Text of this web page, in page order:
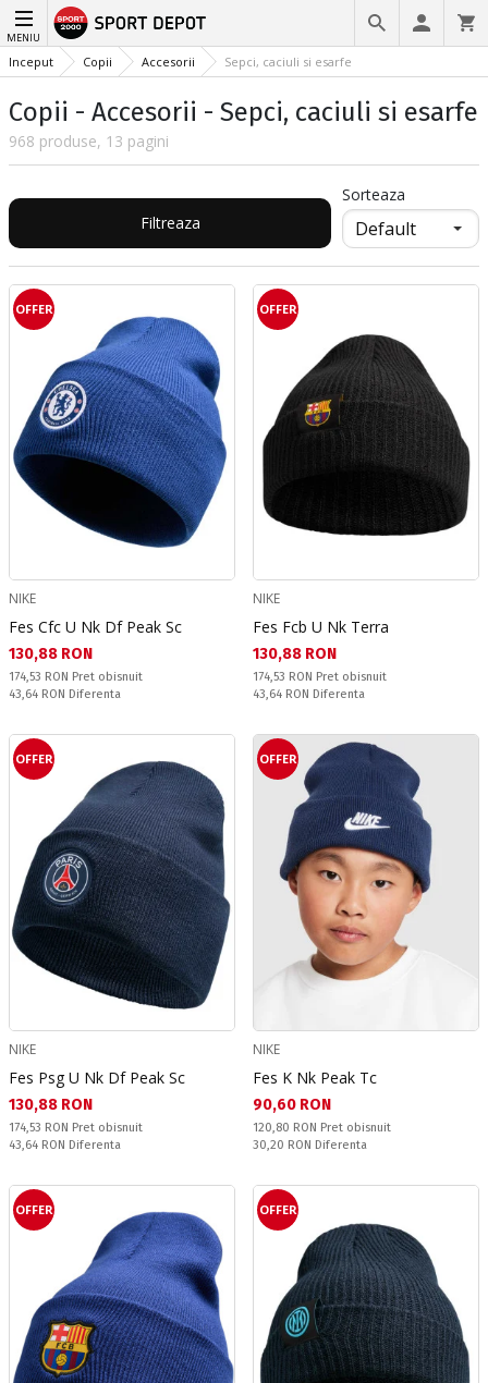
MENIU
Inceput Copii Accesorii Sepci, caciuli si esarfe
Copii - Accesorii - Sepci, caciuli si esarfe
968 produse, 13 pagini
Filtreaza
Sorteaza
OFFER
NIKE
Fes Cfc U Nk Df Peak Sc
Текуща цена:
130,88 RON
Pret obisnuit:
174,53 RON Pret obisnuit
Спестявате:
43,64 RON Diferenta
OFFER
NIKE
Fes Fcb U Nk Terra
Текуща цена:
130,88 RON
Pret obisnuit:
174,53 RON Pret obisnuit
Спестявате:
43,64 RON Diferenta
OFFER
NIKE
Fes Psg U Nk Df Peak Sc
Текуща цена:
130,88 RON
Pret obisnuit:
174,53 RON Pret obisnuit
Спестявате:
43,64 RON Diferenta
OFFER
NIKE
Fes K Nk Peak Tc
Текуща цена:
90,60 RON
Pret obisnuit:
120,80 RON Pret obisnuit
Спестявате:
30,20 RON Diferenta
OFFER OFFER